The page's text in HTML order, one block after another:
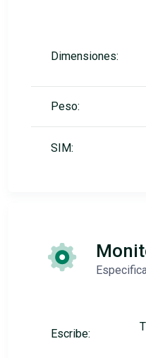
Dimensiones:
Peso:
SIM:
Escribe: